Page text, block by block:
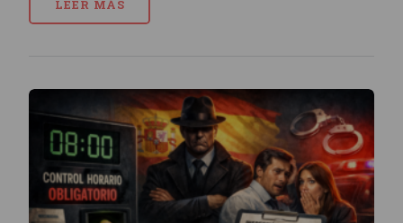
LEER MÁS